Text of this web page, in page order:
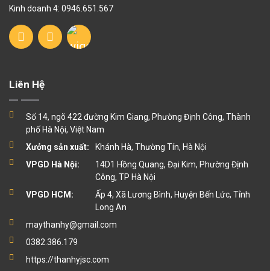
Kinh doanh 4: 0946.651.567
Liên Hệ
Số 14, ngõ 422 đường Kim Giang, Phường Định Công, Thành
phố Hà Nội, Việt Nam
Xưởng sản xuất:
Khánh Hà, Thường Tín, Hà Nội
VPGD Hà Nội:
14D1 Hồng Quang, Đại Kim, Phường Định
Công, TP Hà Nội
VPGD HCM:
Ấp 4, Xã Lương Bình, Huyện Bến Lức, Tỉnh
Long An
maythanhy@gmail.com
0382.386.179
https://thanhyjsc.com